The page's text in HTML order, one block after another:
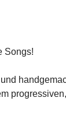
Songs!